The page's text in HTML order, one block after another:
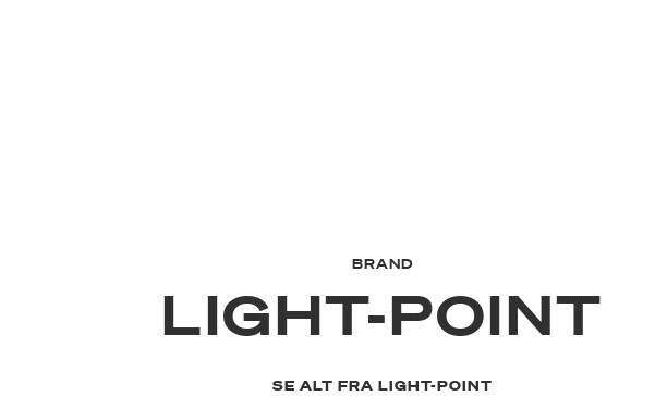
BRAND
LIGHT-POINT
SE ALT FRA LIGHT-POINT